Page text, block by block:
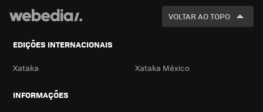
VOLTAR AO TOPO
EDIÇÕES INTERNACIONAIS
Xataka Xataka México
INFORMAÇÕES